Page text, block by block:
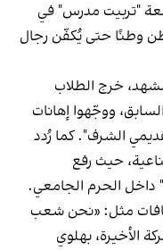
"تربيت مدرس" في
وطنًا حتى يُكفّن رجال
خرج الطلاب
ووجّهوا إهانات
الشرف". كما رُدد
حيث رفع
الحرم الجامعي.
مثل: «نحن شعب
الأخيرة، بهلوي